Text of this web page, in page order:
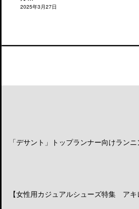
2025年3月27日
「デサント」トップランナー向けラン
【女性用カジュアルシューズ特集 ア